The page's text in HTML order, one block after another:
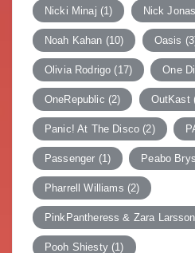
Nicki Minaj (1) Nick Jonas
Noah Kahan (10) Oasis
Olivia Rodrigo (17) One
OneRepublic (2) OutKast
Panic! At The Disco (2)
Passenger (1) Peabo
Pharrell Williams (2)
PinkPantheress & Zara Larsson
Pooh Shiesty(1)